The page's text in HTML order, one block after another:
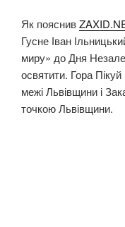
Як пояснив
Гусне Іван
миру» до Дня
освятити. Гора
межі Львівщини і
точкою Львівщини.